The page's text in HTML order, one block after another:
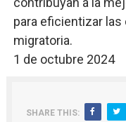
para eficientizar
migratoria.
1 de octubre 2024
SHARE THIS: